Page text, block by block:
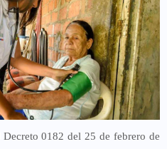
Decreto 0182 del 25 de febrero de